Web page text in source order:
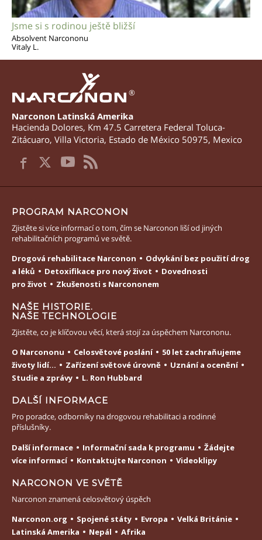
Jsme si s rodinou ještě bližší
Absolvent Narcononu
Vitaly L.
®
Narconon Latinská Amerika
Hacienda Dolores, Km 47.5 Carretera Federal Toluca-
Zitácuaro, Villa Victoria, Estado de México 50975, Mexico
PROGRAM NARCONON
Zjistěte si více informací o tom, čím se Narconon liší od jiných
rehabilitačních programů ve světě.
Drogová rehabilitace Narconon
Odvykání bez použití drog
a léků
Detoxifikace pro nový život
Dovednosti
pro život
Zkušenosti s Narcononem
NAŠE HISTORIE.
NAŠE TECHNOLOGIE
Zjistěte, co je klíčovou věcí, která stojí za úspěchem Narcononu.
O Narcononu
Celosvětové poslání
50 let zachraňujeme
životy lidí...
Zařízení světové úrovně
Uznání a ocenění
Studie a zprávy
L. Ron Hubbard
DALŠÍ INFORMACE
Pro poradce, odborníky na drogovou rehabilitaci a rodinné
příslušníky.
Další informace
Informační sada k programu
Žádejte
více informací
Kontaktujte Narconon Videoklipy
NARCONON VE SVĚTĚ
Narconon znamená celosvětový úspěch
Narconon.org
Spojené státy Evropa
Velká Británie
Latinská Amerika
Nepál Afrika